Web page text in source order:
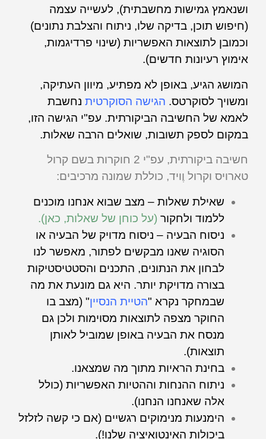
ושנאמץ גמישות מחשבתית), לעשייה עצמה
(חיפוש תוכן, בדיקה שלו, ניתוח והצלבת נתונים)
וכמובן לתוצאות האפשריות (שינוי פרדיגמות,
אימוץ רעיונות חדשים).
המושג הגיע, באופן לא מפתיע, מיוון העתיקה,
ומשויך לסוקרטס. הגישה הסוקרטית נחשבת
לאמא של החשיבה הביקורתית. עפ"י הגישה הזו,
במקום לספק תשובות, שואלים הרבה שאלות.
חשיבה ביקורתית, עפ"י 2 חוקרות בשם קרול
טארויס וקרול וֶויד, כוללת שמונה מרכיבים:
שאילת שאלות – מצב שבוא אנחנו מוכנים
ללמוד ולחקור (על כוחן של שאלות, כאן).
ניסוח הבעיה – ניסוח מדויק של הבעיה או
הסוגיה שאנו מבקשים לפתור, מאפשר לנו
לבחון את הנתונים, התכנים והסטטיסטיקות
בצורה מדויקת יותר. היא גם מונעת את מה
שבמחקר נקרא "הטיית הנסיין" (מצב בו
החוקר מצפה לתוצאות מסוימות ולכן גם
מנסח את הבעיה באופן שמוביל לאותן
תוצאות).
בחינת הראיות מתוך מה שמצאנו.
ניתוח ההנחות וההטיות האפשריות (כולל
אלה שאנחנו הנחנו).
הימנעות מנימוקים רגשיים (אם כי קשה לזלזל
ביכולות האינטואיציה שלנו!).